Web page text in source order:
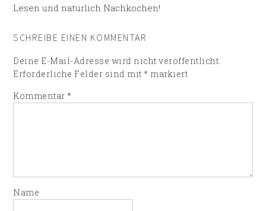
Lesen und natürlich Nachkochen!
SCHREIBE EINEN KOMMENTAR
Deine E-Mail-Adresse wird nicht veröffentlicht.
Erforderliche Felder sind mit* markiert
Kommentar*
Name